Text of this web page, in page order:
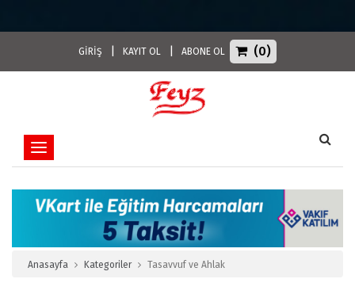
GİRİŞ KAYIT OL ABONE OL (0)
Toggle navigation
Anasayfa Kategoriler Tasavvuf ve Ahlak